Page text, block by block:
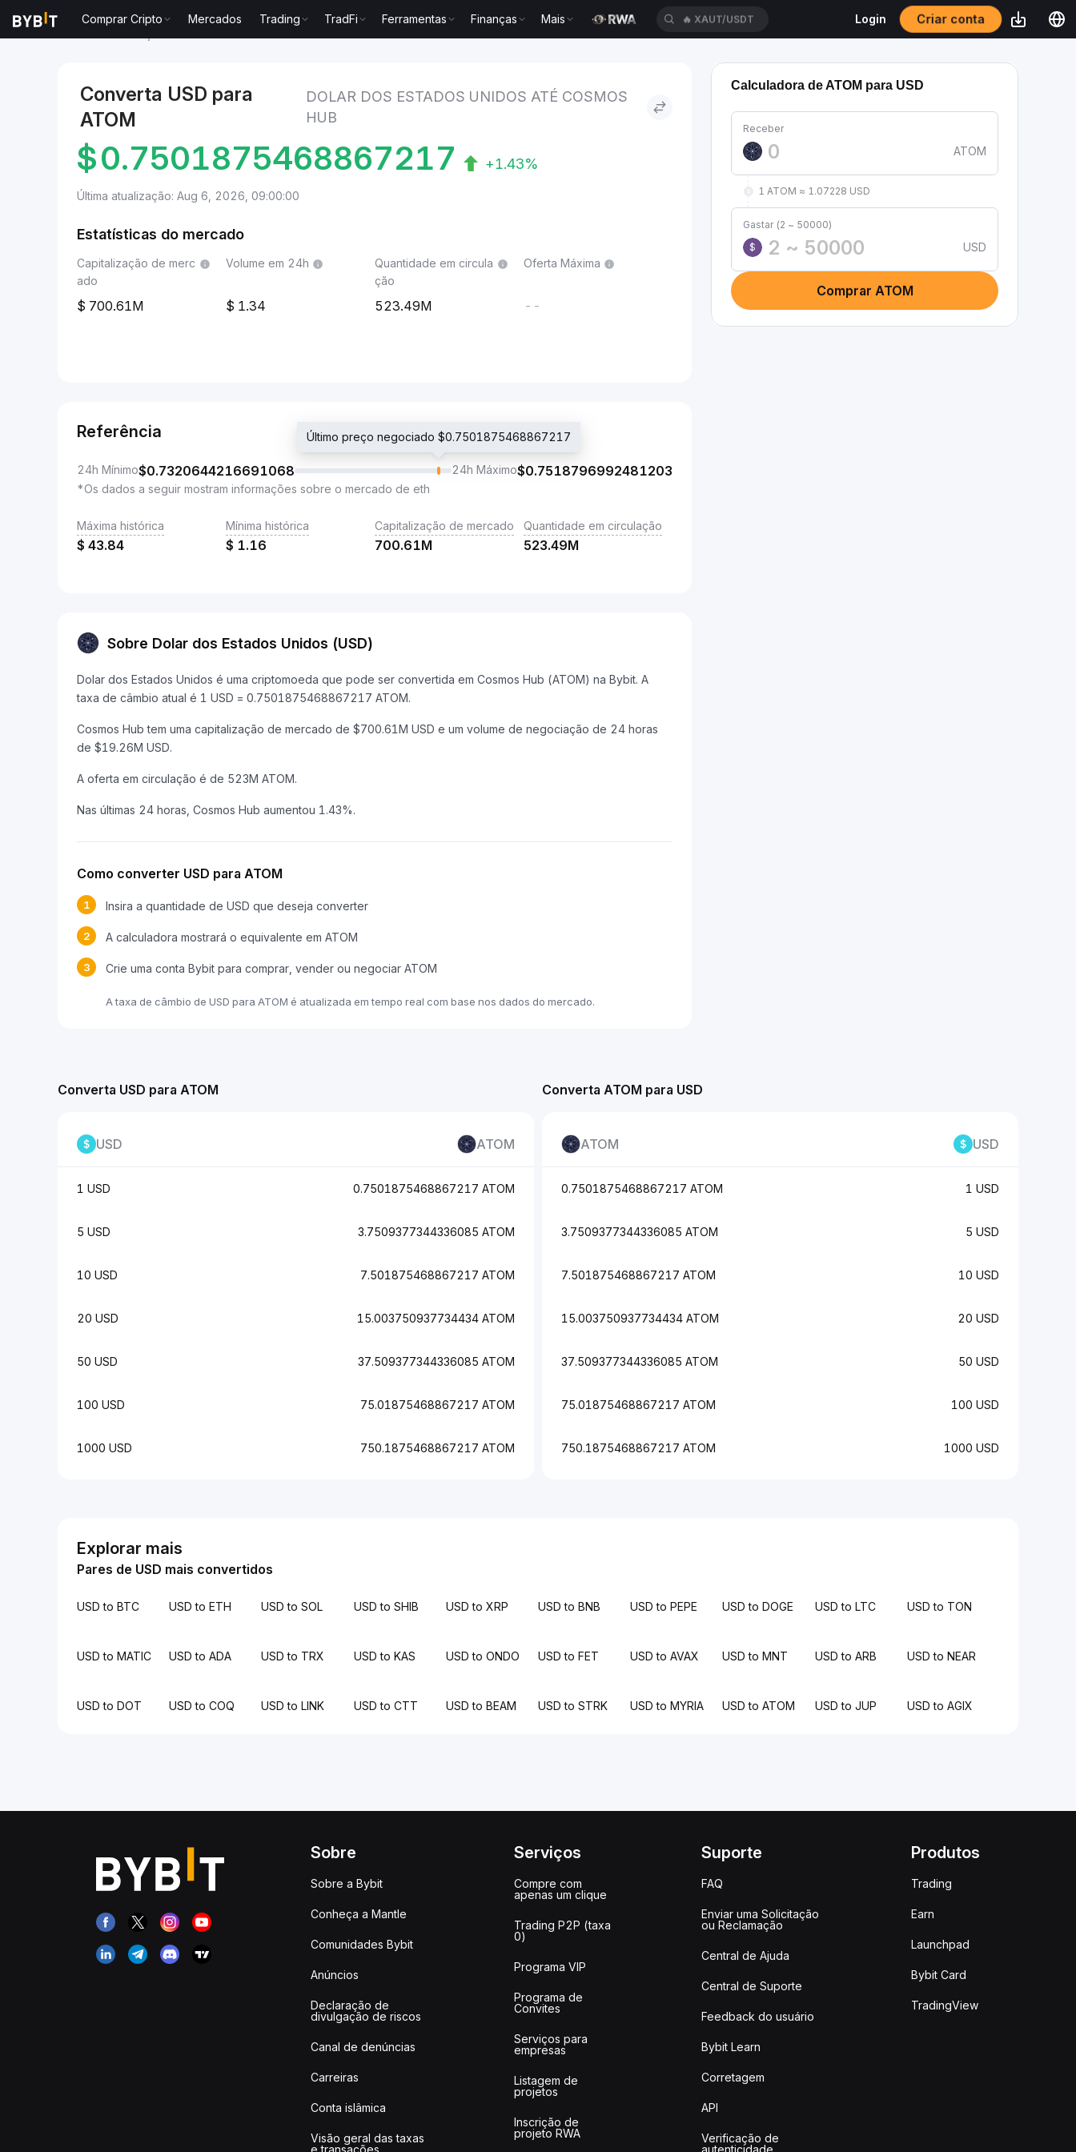
Comprar Cripto Mercados Trading TradFi Ferramentas Finanças Mais 🔥 XAUT/USDT Login Criar conta
Converta USD para
ATOM
DOLAR DOS ESTADOS UNIDOS ATÉ COSMOS
HUB
$0.7501875468867217 +1.43%
Última atualização: Aug 6, 2026, 09:00:00
Estatísticas do mercado
Capitalização de merc
ado
700.61M
Volume em 24h
1.34
Quantidade em circula
ção
523.49M
Oferta Máxima
--
Referência
24h Mínimo$0.7320644216691068
Último preço negociado $0.7501875468867217
24h Máximo$0.7518796992481203
*Os dados a seguir mostram informações sobre o mercado de eth
Máxima histórica
$ 43.84
Mínima histórica
$ 1.16
Capitalização de mercado
700.61M
Quantidade em circulação
523.49M
Sobre Dolar dos Estados Unidos (USD)
Dolar dos Estados Unidos é uma criptomoeda que pode ser convertida em Cosmos Hub (ATOM) na Bybit. A
taxa de câmbio atual é 1 USD = 0.7501875468867217 ATOM.
Cosmos Hub tem uma capitalização de mercado de $700.61M USD e um volume de negociação de 24 horas
de $19.26M USD.
A oferta em circulação é de 523M ATOM.
Nas últimas 24 horas, Cosmos Hub aumentou 1.43%.
Como converter USD para ATOM
1 Insira a quantidade de USD que deseja converter
2 A calculadora mostrará o equivalente em ATOM
3 Crie uma conta Bybit para comprar, vender ou negociar ATOM
A taxa de câmbio de USD para ATOM é atualizada em tempo real com base nos dados do mercado.
Calculadora de ATOM para USD
Receber
ATOM
1 ATOM ≈ 1.07228 USD
Gastar (2 ~ 50000)
$
USD
Comprar ATOM
Converta ATOM para USD
ATOM USD
0.7501875468867217 ATOM 1 USD
3.7509377344336085 ATOM 5 USD
7.501875468867217 ATOM 10 USD
15.003750937734434 ATOM 20 USD
37.509377344336085 ATOM 50 USD
75.01875468867217 ATOM 100 USD
750.1875468867217 ATOM 1000 USD
Converta USD para ATOM
USD ATOM
1 USD 0.7501875468867217 ATOM
5 USD 3.7509377344336085 ATOM
10 USD 7.501875468867217 ATOM
20 USD 15.003750937734434 ATOM
50 USD 37.509377344336085 ATOM
100 USD 75.01875468867217 ATOM
1000 USD 750.1875468867217 ATOM
Explorar mais
Pares de USD mais convertidos
USD to BTC USD to ETH USD to SOL USD to SHIB USD to XRP USD to BNB USD to PEPE USD to DOGE USD to LTC USD to TON
USD to MATIC USD to ADA USD to TRX USD to KAS USD to ONDO USD to FET USD to AVAX USD to MNT USD to ARB USD to NEAR
USD to DOT USD to COQ USD to LINK USD to CTT USD to BEAM USD to STRK USD to MYRIA USD to ATOM USD to JUP USD to AGIX
Sobre
Sobre a Bybit
Conheça a Mantle
Comunidades Bybit
Anúncios
Declaração de
divulgação de riscos
Canal de denúncias
Carreiras
Conta islâmica
Visão geral das taxas
e transações
Serviços
Compre com
apenas um clique
Trading P2P (taxa
0)
Programa VIP
Programa de
Convites
Serviços para
empresas
Listagem de
projetos
Inscrição de
projeto RWA
Suporte
FAQ
Enviar uma Solicitação
ou Reclamação
Central de Ajuda
Central de Suporte
Feedback do usuário
Bybit Learn
Corretagem
API
Verificação de
autenticidade
Produtos
Trading
Earn
Launchpad
Bybit Card
TradingView